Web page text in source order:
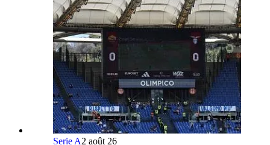
Serie A2 août 26